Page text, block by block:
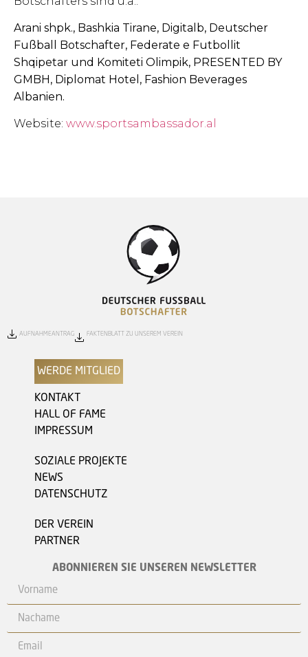
Arani shpk., Bashkia Tirane, Digitalb, Deutscher
Fußball Botschafter, Federate e Futbollit
Shqipetar und Komiteti Olimpik, PRESENTED BY
GMBH, Diplomat Hotel, Fashion Beverages
Albanien.
Website: www.sportsambassador.al
AUFNAHMEANTRAG FAKTENBLATT ZU UNSEREM VEREIN
WERDE MITGLIED
KONTAKT
HALL OF FAME
IMPRESSUM
SOZIALE PROJEKTE
NEWS
DATENSCHUTZ
DER VEREIN
PARTNER
ABONNIEREN SIE UNSEREN NEWSLETTER